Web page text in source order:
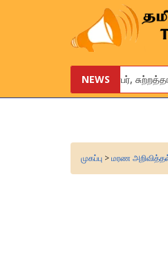
NEWS
உங்கள் உறவினர், நண்பர்,
We are pleased to provide
முகப்பு >மரண